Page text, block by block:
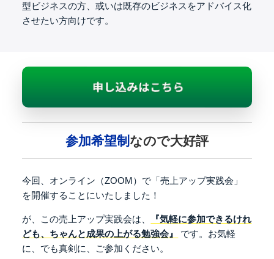
型ビジネスの方、或いは既存のビジネスをアドバイス化
させたい方向けです。
参加希望制 なので大好評
今回、オンライン（ZOOM）で 「売上アップ実践会」
を開催することにいたしました！
が、この売上アップ実践会は、
『気軽に参加できるけれ
ども、ちゃんと成果の上がる勉強会』
です。 お気軽
に、でも真剣に、ご参加ください。